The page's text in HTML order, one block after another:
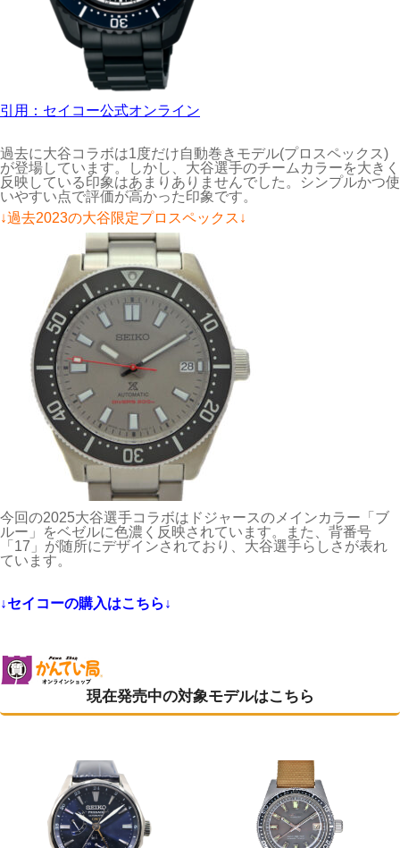
引用：セイコー公式オンライン
過去に大谷コラボは1度だけ自動巻きモデル(プロスペックス)
が登場しています。しかし、大谷選手のチームカラーを大きく
反映している印象はあまりありませんでした。シンプルかつ使
いやすい点で評価が高かった印象です。
↓過去2023の大谷限定プロスペックス↓
今回の2025大谷選手コラボはドジャースのメインカラー「ブ
ルー」をベゼルに色濃く反映されています。また、背番号
「17」が随所にデザインされており、大谷選手らしさが表れ
ています。
↓セイコーの購入はこちら↓
現在発売中の対象モデルはこちら